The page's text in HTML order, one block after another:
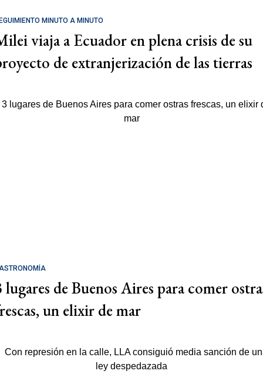
MINUTO A MINUTO
viaja a Ecuador en plena crisis de su
de extranjerización de las tierras
lugares de Buenos Aires para comer
un elixir de mar